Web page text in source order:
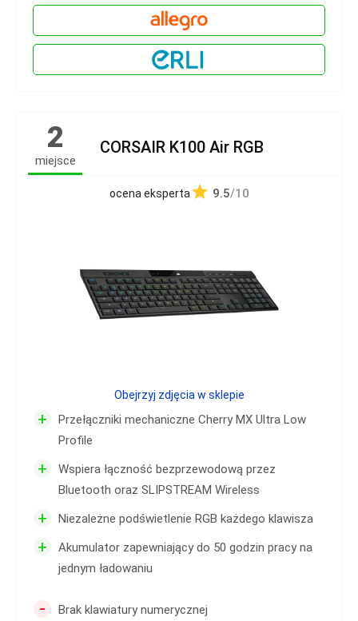
2
miejsce
CORSAIR K100 Air RGB
ocena eksperta 9.5/10
+
Przełączniki mechaniczne Cherry MX Ultra Low
Profile
+
Wspiera łączność bezprzewodową przez
Bluetooth oraz SLIPSTREAM Wireless
+ Niezależne podświetlenie RGB każdego klawisza
+
Akumulator zapewniający do 50 godzin pracy na
jednym ładowaniu
- Brak klawiatury numerycznej
Obejrzyj zdjęcia w sklepie